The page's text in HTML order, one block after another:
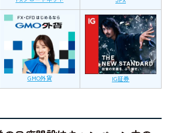
GMO外貨 IG証券